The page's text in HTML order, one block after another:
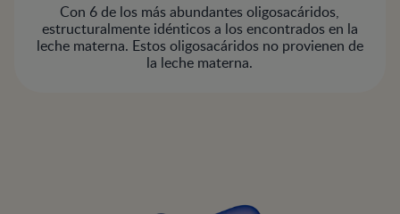
Con 6 de los más abundantes oligosacáridos,
estructuralmente idénticos a los encontrados en la
leche materna. Estos oligosacáridos no provienen de
la leche materna.